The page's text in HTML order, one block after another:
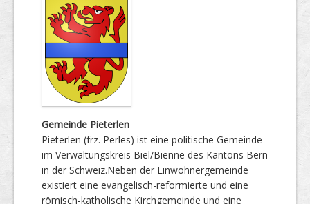
Gemeinde Pieterlen
Pieterlen (frz. Perles) ist eine politische Gemeinde
im Verwaltungskreis Biel/Bienne des Kantons Bern
in der Schweiz.Neben der Einwohnergemeinde
existiert eine evangelisch-reformierte und eine
römisch-katholische Kirchgemeinde und eine